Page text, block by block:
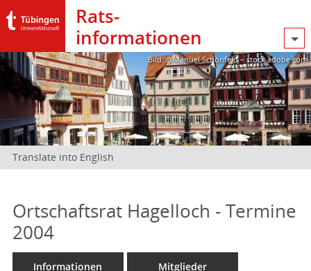
Rats­
informationen
Bild: @Manuel Schönfeld – stock.adobe.com
Translate into English
Ortschaftsrat Hagelloch - Termine
2004
Informationen Mitglieder